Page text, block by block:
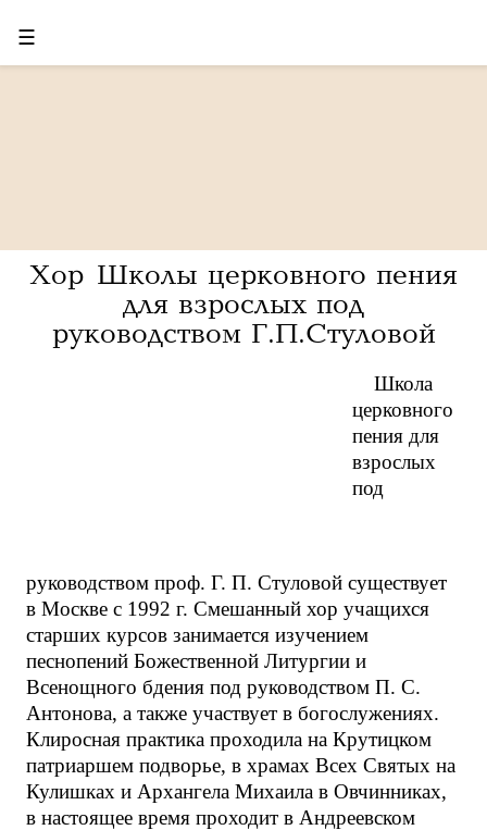
☰
Хор Школы церковного пения
для взрослых под
руководством Г.П.Стуловой
Школа
церковного
пения для
взрослых
под
руководством проф. Г. П. Стуловой существует
в Москве с 1992 г. Смешанный хор учащихся
старших курсов занимается изучением
песнопений Божественной Литургии и
Всенощного бдения под руководством П. С.
Антонова, а также участвует в богослужениях.
Клиросная практика проходила на Крутицком
патриаршем подворье, в храмах Всех Святых на
Кулишках и Архангела Михаила в Овчинниках,
в настоящее время проходит в Андреевском